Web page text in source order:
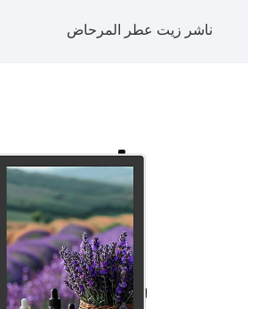
ناشر زيت عطر المرحاض